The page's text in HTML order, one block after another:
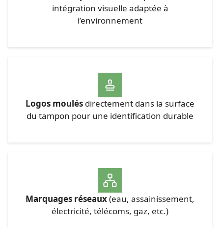
intégration visuelle adaptée à
l’environnement
Logos moulés directement dans la surface
du tampon pour une identification durable
Marquages réseaux(eau, assainissement,
électricité, télécoms, gaz, etc.)